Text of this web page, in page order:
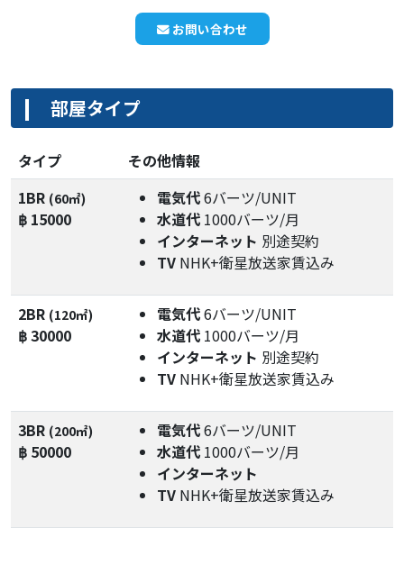
お問い合わせ
部屋タイプ
タイプ
その他情報
1BR (60㎡)
฿ 15000
電気代6バーツ/UNIT
水道代 1000バーツ/月
インターネット 別途契約
TV NHK+衛星放送家賃込み
2BR (120㎡)
฿ 30000
電気代6バーツ/UNIT
水道代 1000バーツ/月
インターネット 別途契約
TV NHK+衛星放送家賃込み
3BR (200㎡)
฿ 50000
電気代6バーツ/UNIT
水道代 1000バーツ/月
インターネット
TV NHK+衛星放送家賃込み